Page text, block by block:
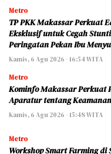
Metro
TP PKK Makassar Perkuat
Eksklusif untuk Cegah
Peringatan Pekan Ibu
Kamis, 6 Agu 2026 - 16:54 WITA
Metro
Kominfo Makassar Perkuat
Aparatur tentang
Kamis, 6 Agu 2026 - 15:48 WITA
Metro
Workshop Smart Farming di